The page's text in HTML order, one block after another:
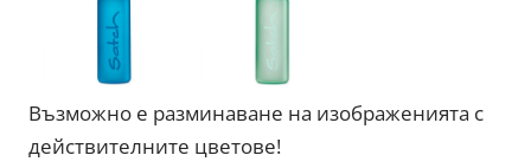
Възможно е разминаване на изображенията с
действителните цветове!